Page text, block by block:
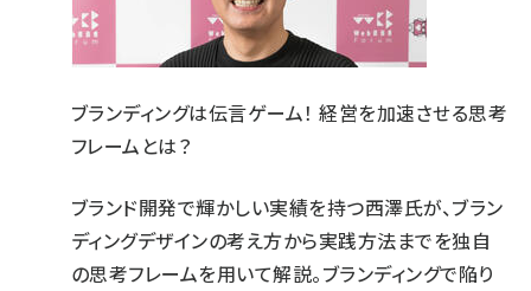
ブランディングは伝言ゲーム！ 経営を加速させる思考
フレームとは？
ブランド開発で輝かしい実績を持つ西澤氏が、ブラン
ディングデザインの考え方から実践方法までを独自
の思考フレームを用いて解説。ブランディングで陥り